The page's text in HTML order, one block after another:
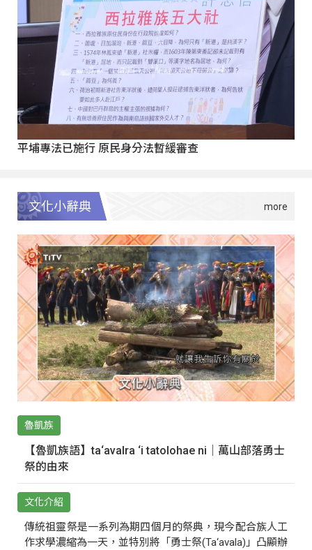
平埔專法已施行 原民身分法暫緩審查
文化小辭典
魯凱族
【魯凱族語】ta‘avalra ‘i tatolohae ni｜萬山部落勇士
祭的由來
文化介紹
傳統祖靈祭是一系列為期四個月的祭典，現今配合族人工
作求學濃縮為一天，並特別將「勇士祭(Ta‘avala)」凸顯辦